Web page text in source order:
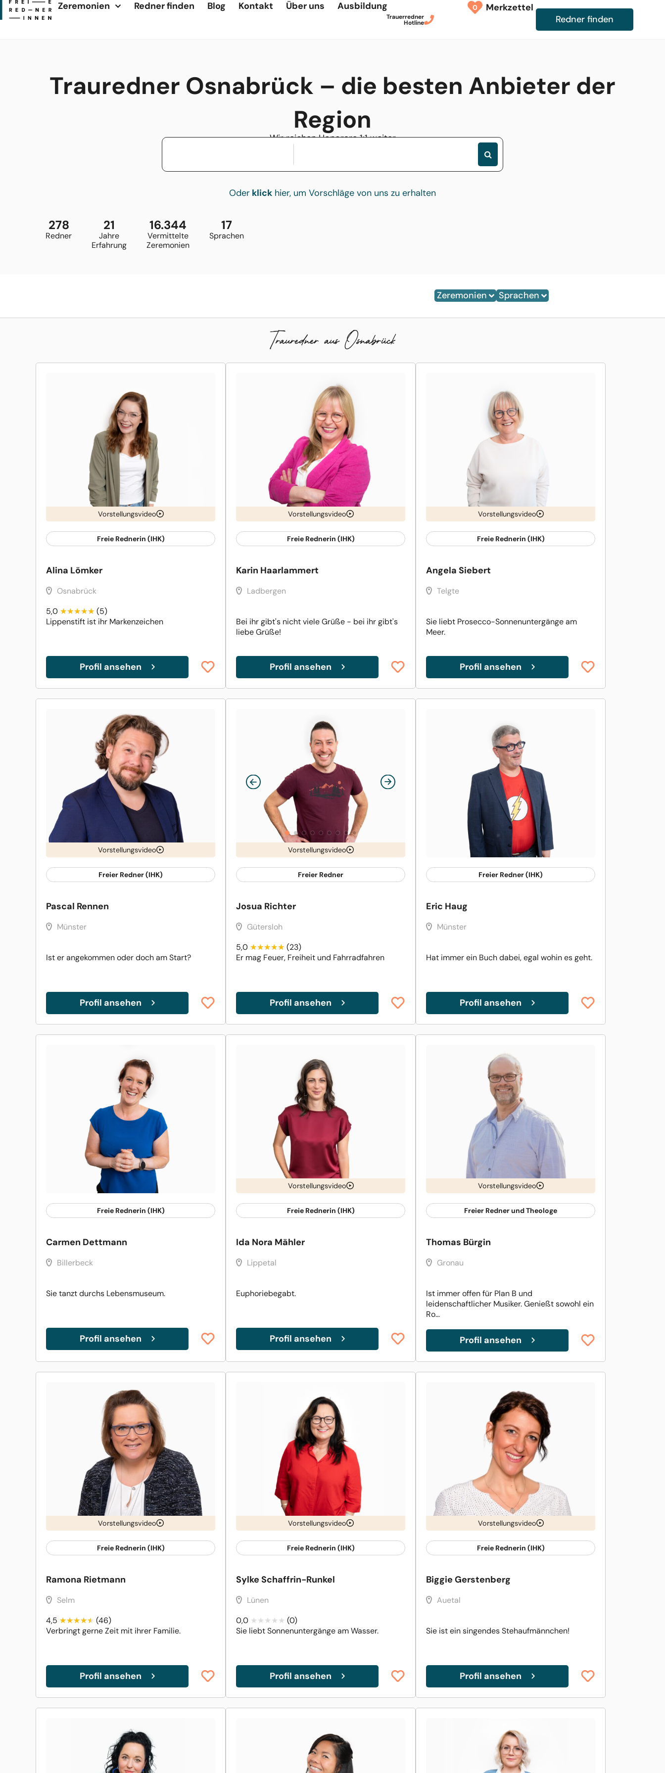
Zeremonien Redner finden Blog Kontakt Über uns Ausbildung
Trauerredner
Hotline
0
Merkzettel
Redner finden
Trauredner Osnabrück – die besten Anbieter der
Region
Wir reichen Honorare 1:1 weiter
Oder klick hier, um Vorschläge von uns zu erhalten
Redner
278
Jahre
Erfahrung
21
Vermittelte
Zeremonien
16.344
Sprachen
17
Zeremonien Sprachen
Trauredner aus Osnabrück
Vorstellungsvideo
Freie Rednerin (IHK)
Alina Lömker
Osnabrück
5,0
(5)
Lippenstift ist ihr Markenzeichen
Profil ansehen
Vorstellungsvideo
Freie Rednerin (IHK)
Karin Haarlammert
Ladbergen
Bei ihr gibt's nicht viele Grüße - bei ihr gibt's
liebe Grüße!
Profil ansehen
Vorstellungsvideo
Freie Rednerin (IHK)
Angela Siebert
Telgte
Sie liebt Prosecco-Sonnenuntergänge am
Meer.
Profil ansehen
Vorstellungsvideo
Freier Redner (IHK)
Pascal Rennen
Münster
Ist er angekommen oder doch am Start?
Profil ansehen
Vorstellungsvideo
Freier Redner
Josua Richter
Gütersloh
5,0
(23)
Er mag Feuer, Freiheit und Fahrradfahren
Profil ansehen
Freier Redner (IHK)
Eric Haug
Münster
Hat immer ein Buch dabei, egal wohin es geht.
Profil ansehen
Freie Rednerin (IHK)
Carmen Dettmann
Billerbeck
Sie tanzt durchs Lebensmuseum.
Profil ansehen
Vorstellungsvideo
Freie Rednerin (IHK)
Ida Nora Mähler
Lippetal
Euphoriebegabt.
Profil ansehen
Vorstellungsvideo
Freier Redner und Theologe
Thomas Bürgin
Gronau
Ist immer offen für Plan B und
leidenschaftlicher Musiker. Genießt sowohl ein
Ro...
Profil ansehen
Vorstellungsvideo
Freie Rednerin (IHK)
Ramona Rietmann
Selm
4,5
(46)
Verbringt gerne Zeit mit ihrer Familie.
Profil ansehen
Vorstellungsvideo
Freie Rednerin (IHK)
Sylke Schaffrin-Runkel
Lünen
0,0
(0)
Sie liebt Sonnenuntergänge am Wasser.
Profil ansehen
Vorstellungsvideo
Freie Rednerin (IHK)
Biggie Gerstenberg
Auetal
Sie ist ein singendes Stehaufmännchen!
Profil ansehen